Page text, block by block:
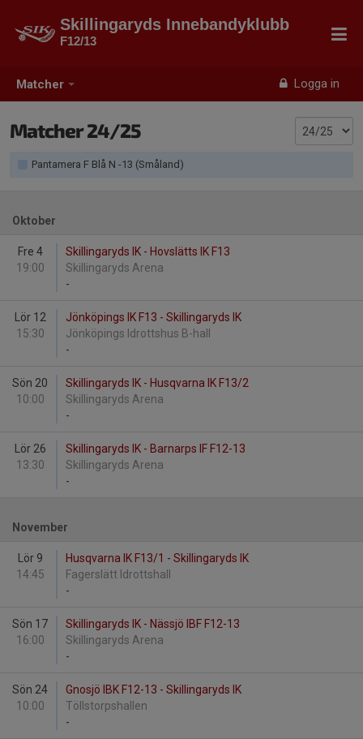
Matcher Logga in
Skillingaryds Innebandyklubb
F12/13
Matcher 24/25
Pantamera F Blå N -13 (Småland)
Oktober
Fre 4
19:00
Skillingaryds IK - Hovslätts IK F13
Skillingaryds Arena
-
Lör 12
15:30
Jönköpings IK F13 - Skillingaryds IK
Jönköpings Idrottshus B-hall
-
Sön 20
10:00
Skillingaryds IK - Husqvarna IK F13/2
Skillingaryds Arena
-
Lör 26
13:30
Skillingaryds IK - Barnarps IF F12-13
Skillingaryds Arena
-
November
Lör 9
14:45
Husqvarna IK F13/1 - Skillingaryds IK
Fagerslätt Idrottshall
-
Sön 17
16:00
Skillingaryds IK - Nässjö IBF F12-13
Skillingaryds Arena
-
Sön 24
10:00
Gnosjö IBK F12-13 - Skillingaryds IK
Töllstorpshallen
-